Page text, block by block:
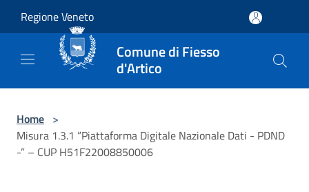
Regione Veneto
Comune di Fiesso
d'Artico
Home >
Misura 1.3.1 “Piattaforma Digitale Nazionale Dati - PDND
-” – CUP H51F22008850006